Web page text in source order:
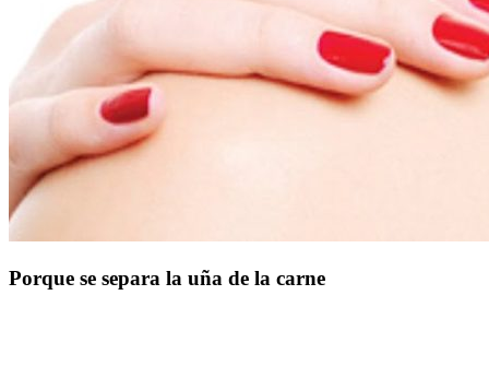
Porque se separa la uña de la carne